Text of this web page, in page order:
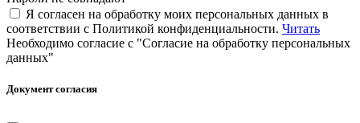
Я согласен на обработку моих персональных данных в
соответствии с Политикой конфиденциальности. Читать
Необходимо согласие с "Согласие на обработку персональных
данных"
Документ согласия